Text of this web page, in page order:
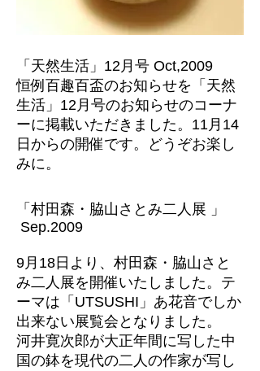
「天然生活」12月号 Oct,2009
恒例百趣百盃のお知らせを「天然
生活」12月号のお知らせのコーナ
ーに掲載いただきました。11月14
日からの開催です。どうぞお楽し
みに。
「村田森・脇山さとみ二人展 」
Sep.2009
9月18日より、村田森・脇山さと
み二人展を開催いたしました。テ
ーマは「UTSUSHI」あ花音でしか
出来ない展覧会となりました。
河井寛次郎が大正年間に写した中
国の鉢を現代の二人の作家が写し